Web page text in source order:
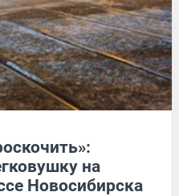
на
Новосибирска